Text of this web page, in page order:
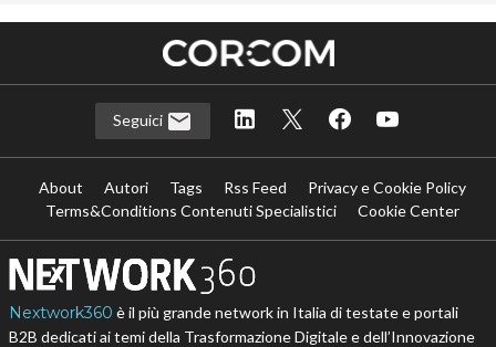
Seguici
About Autori Tags Rss Feed
Privacy e Cookie Policy
Terms&Conditions Contenuti Specialistici
Cookie Center
Nextwork360 è il più grande network in Italia di testate e portali
B2B dedicati ai temi della Trasformazione Digitale e dell’Innovazione